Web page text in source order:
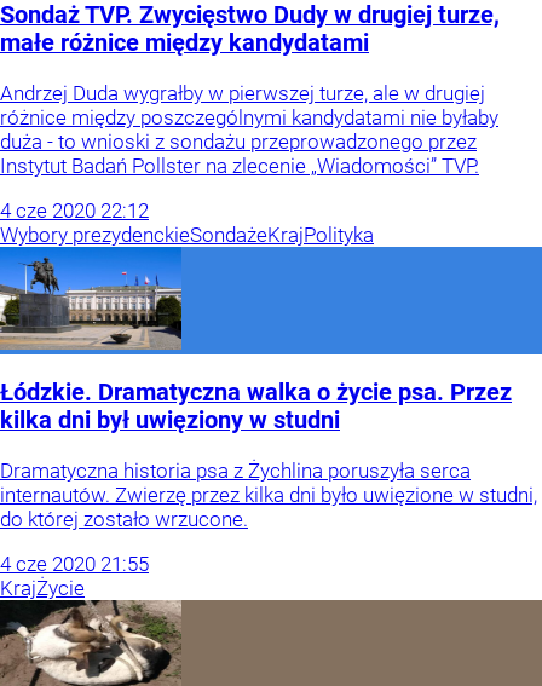
Sondaż TVP. Zwycięstwo Dudy w drugiej turze,
małe różnice między kandydatami
Andrzej Duda wygrałby w pierwszej turze, ale w drugiej
różnice między poszczególnymi kandydatami nie byłaby
duża - to wnioski z sondażu przeprowadzonego przez
Instytut Badań Pollster na zlecenie „Wiadomości” TVP.
4 cze 2020 22:12
Wybory prezydenckieSondażeKrajPolityka
Łódzkie. Dramatyczna walka o życie psa. Przez
kilka dni był uwięziony w studni
Dramatyczna historia psa z Żychlina poruszyła serca
internautów. Zwierzę przez kilka dni było uwięzione w studni,
do której zostało wrzucone.
4 cze 2020 21:55
KrajŻycie